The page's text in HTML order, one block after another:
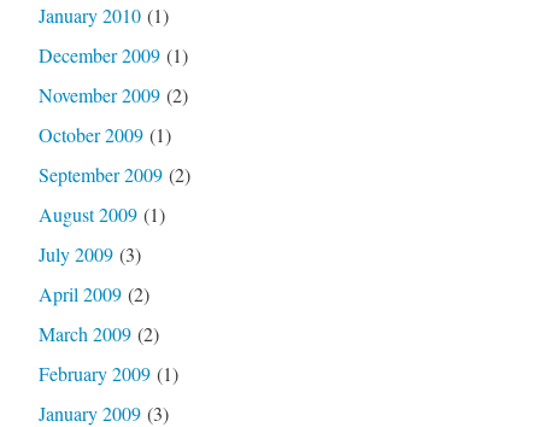
January 2010(1)
December 2009(1)
November 2009(2)
October 2009(1)
September 2009(2)
August 2009(1)
July 2009(3)
April 2009(2)
March 2009(2)
February 2009(1)
January 2009(3)